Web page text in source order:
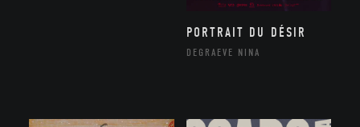
PORTRAIT DU DÉSIR
DEGRAEVE NINA